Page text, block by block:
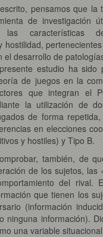
pensamos que la
de investigación
características
hostilidad,
el desarrollo de
estudio ha sido
de juegos en la
que integran el
la utilización de
de forma
en elecciones
y hostiles) y Tipo B.
también, de
de los sujetos, las
del rival.
que tienen los
(información
ninguna información).
una variable